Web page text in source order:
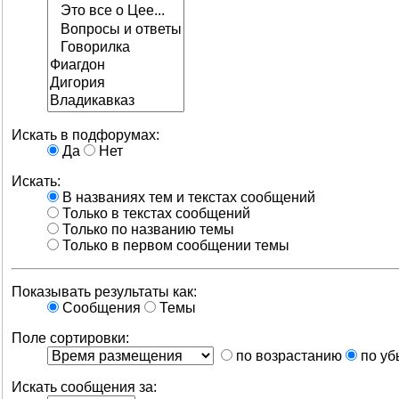
Искать в подфорумах:
Да
Нет
Искать:
В названиях тем и текстах сообщений
Только в текстах сообщений
Только по названию темы
Только в первом сообщении темы
Показывать результаты как:
Сообщения
Темы
Поле сортировки:
по возрастанию
по
Искать сообщения за: